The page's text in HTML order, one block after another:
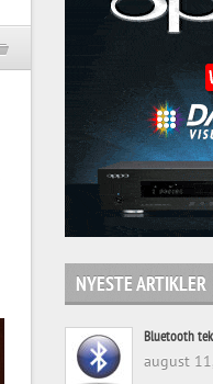
NYESTE ARTIKLER
Bluetooth
august